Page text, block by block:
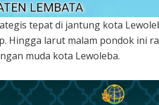
tepat di jantung kota
Hingga larut malam pondok ini
muda kota Lewoleba.